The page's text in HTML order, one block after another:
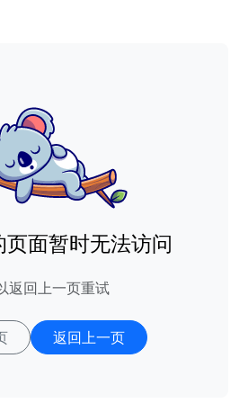
面暂时无法访问
返回上一页重试
返回上一页